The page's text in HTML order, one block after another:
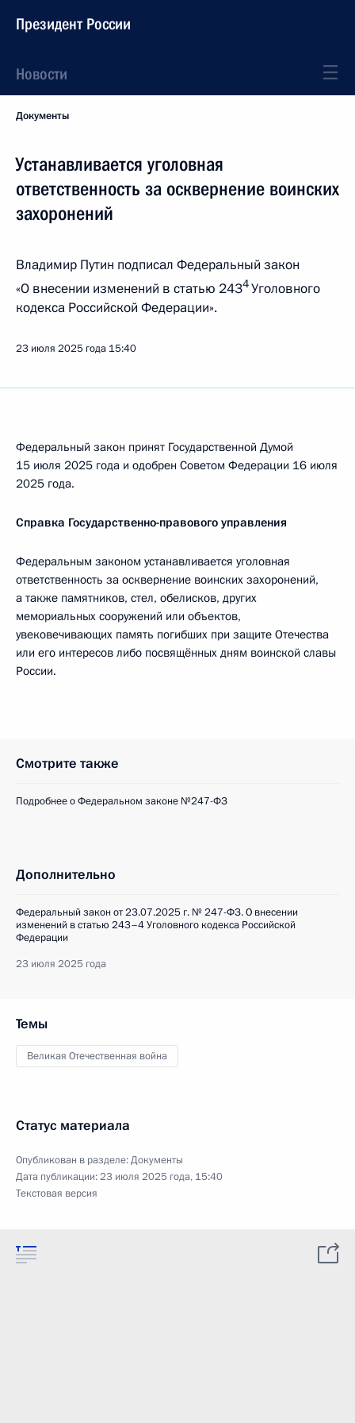
Президент России
Новости
Документы
Устанавливается уголовная
ответственность за осквернение воинских
захоронений
Владимир Путин подписал Федеральный закон
«О внесении изменений в статью 2434Уголовного
кодекса Российской Федерации».
23 июля 2025 года 15:40
Федеральный закон принят Государственной Думой
15 июля 2025 года и одобрен Советом Федерации 16 июля
2025 года.
Справка Государственно-правового управления
Федеральным законом устанавливается уголовная
ответственность за осквернение воинских захоронений,
а также памятников, стел, обелисков, других
мемориальных сооружений или объектов,
увековечивающих память погибших при защите Отечества
или его интересов либо посвящённых дням воинской славы
России.
Смотрите также
Подробнее о Федеральном законе №247-ФЗ
Дополнительно
Федеральный закон от 23.07.2025 г. № 247-ФЗ. О внесении
изменений в статью 243–4 Уголовного кодекса Российской
Федерации
23 июля 2025 года
Темы
Великая Отечественная война
Статус материала
Опубликован в разделе:Документы
Дата публикации:23 июля 2025 года, 15:40
Текстовая версия